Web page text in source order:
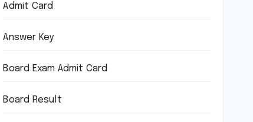
Admit Card
Answer Key
Board Exam Admit Card
Board Result